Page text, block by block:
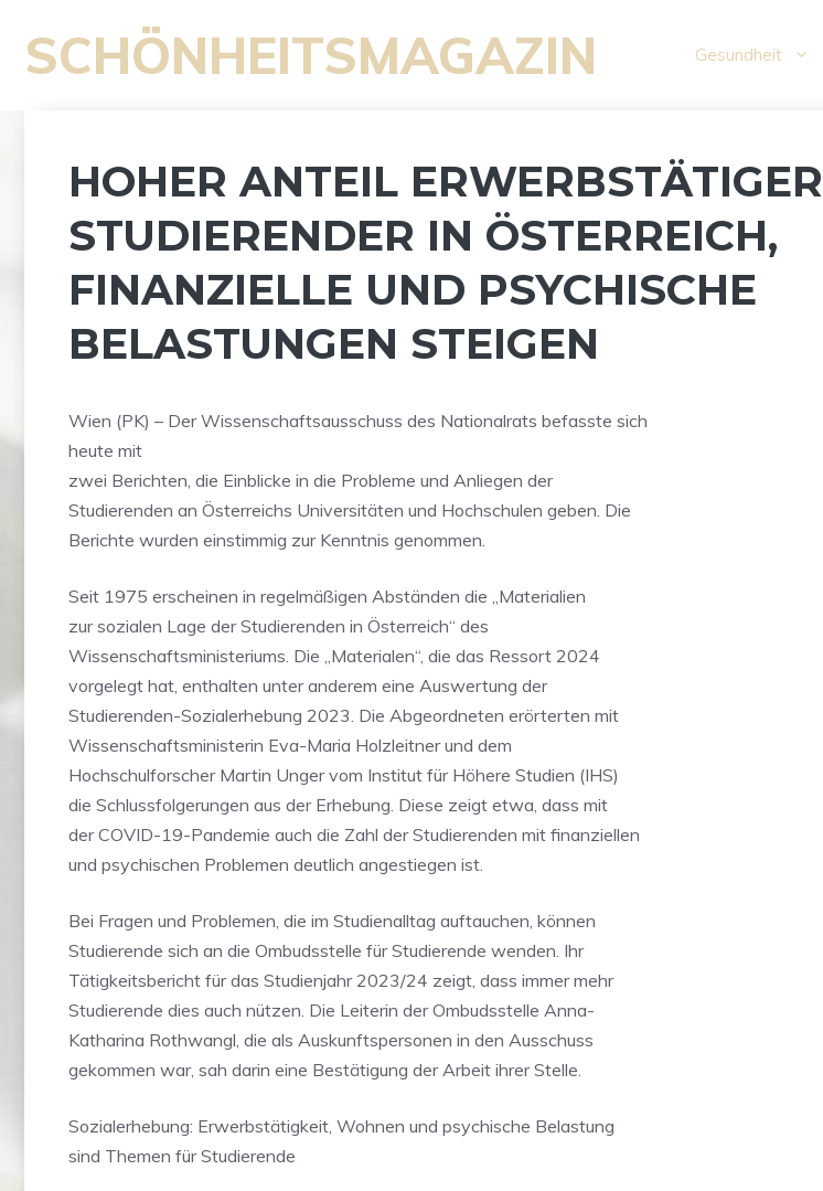
Inhalt
springen
SCHÖNHEITSMAGAZIN Gesundheit
HOHER ANTEIL ERWERBSTÄTIGER
STUDIERENDER IN ÖSTERREICH,
FINANZIELLE UND PSYCHISCHE
BELASTUNGEN STEIGEN
Wien (PK) – Der Wissenschaftsausschuss des Nationalrats befasste sich
heute mit
zwei Berichten, die Einblicke in die Probleme und Anliegen der
Studierenden an Österreichs Universitäten und Hochschulen geben. Die
Berichte wurden einstimmig zur Kenntnis genommen.
Seit 1975 erscheinen in regelmäßigen Abständen die „Materialien
zur sozialen Lage der Studierenden in Österreich“ des
Wissenschaftsministeriums. Die „Materialen“, die das Ressort 2024
vorgelegt hat, enthalten unter anderem eine Auswertung der
Studierenden-Sozialerhebung 2023. Die Abgeordneten erörterten mit
Wissenschaftsministerin Eva-Maria Holzleitner und dem
Hochschulforscher Martin Unger vom Institut für Höhere Studien (IHS)
die Schlussfolgerungen aus der Erhebung. Diese zeigt etwa, dass mit
der COVID-19-Pandemie auch die Zahl der Studierenden mit finanziellen
und psychischen Problemen deutlich angestiegen ist.
Bei Fragen und Problemen, die im Studienalltag auftauchen, können
Studierende sich an die Ombudsstelle für Studierende wenden. Ihr
Tätigkeitsbericht für das Studienjahr 2023/24 zeigt, dass immer mehr
Studierende dies auch nützen. Die Leiterin der Ombudsstelle Anna-
Katharina Rothwangl, die als Auskunftspersonen in den Ausschuss
gekommen war, sah darin eine Bestätigung der Arbeit ihrer Stelle.
Sozialerhebung: Erwerbstätigkeit, Wohnen und psychische Belastung
sind Themen für Studierende